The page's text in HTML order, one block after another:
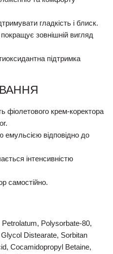
гладкість і блиск.
зовнішній вигляд
підтримка
фіолетового крем-коректора
відповідно до
інтенсивністю
самостійно.
Polysorbate-80,
Distearate, Sorbitan
Cocamidopropyl Betaine,